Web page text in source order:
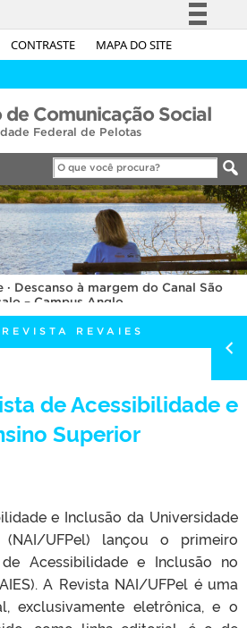
CONTRASTE MAPA DO SITE
Simplifique!
Acesso à informação
Legislação
Canais
Comunicação Social
Federal de Pelotas
· Descanso à margem do Canal São
– Campus Anglo
REVAIES
de Acessibilidade e
Superior
e Inclusão da Universidade
UFPel) lançou o primeiro
Acessibilidade e Inclusão no
A Revista NAI/UFPel é uma
exclusivamente eletrônica, e o